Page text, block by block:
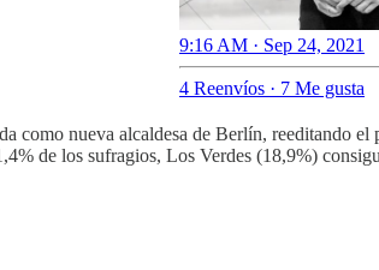
9:16 AM · Sep 24, 2021
4 Reenvíos · 7 Me gusta
como nueva alcaldesa de Berlín, reeditando
de los sufragios, Los Verdes (18,9%)